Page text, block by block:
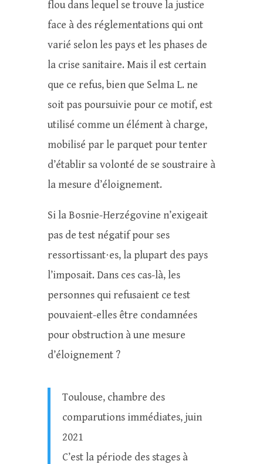
flou dans lequel se trouve la justice
face à des réglementations qui ont
varié selon les pays et les phases de
la crise sanitaire. Mais il est certain
que ce refus, bien que Selma L. ne
soit pas poursuivie pour ce motif, est
utilisé comme un élément à charge,
mobilisé par le parquet pour tenter
d’établir sa volonté de se soustraire à
la mesure d’éloignement.
Si la Bosnie-Herzégovine n’exigeait
pas de test négatif pour ses
ressortissant⋅es, la plupart des pays
l’imposait. Dans ces cas-là, les
personnes qui refusaient ce test
pouvaient-elles être condamnées
pour obstruction à une mesure
d’éloignement ?
Toulouse, chambre des
comparutions immédiates, juin
2021
C’est la période des stages à